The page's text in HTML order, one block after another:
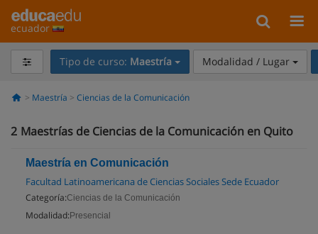
ecuador
Tipo de curso: Maestría Modalidad / Lugar
Maestría Ciencias de la Comunicación
2 Maestrías de Ciencias de la Comunicación en Quito
Maestría en Comunicación
Facultad Latinoamericana de Ciencias Sociales Sede Ecuador
Categoría:Ciencias de la Comunicación
Modalidad: Presencial